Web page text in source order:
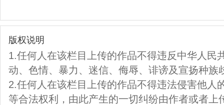
版权说明
1.任何人在该栏目上传的作品不得违反中华人民
动、色情、暴力、迷信、侮辱、诽谤及宣扬种族
2.任何人在该栏目上传的作品不得违法侵害他人
等合法权利，由此产生的一切纠纷由作者或者上